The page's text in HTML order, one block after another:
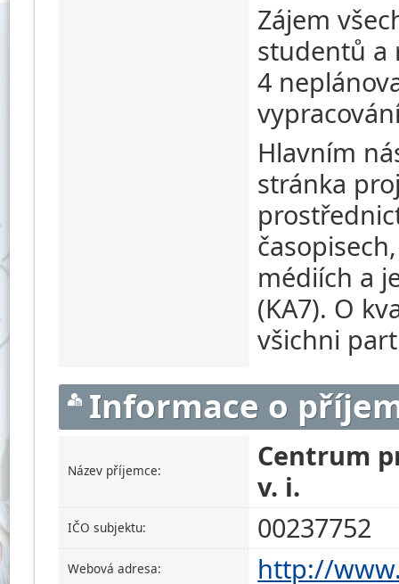
Zájem
studentů a
4
Hlavním
stránka
médiích a
(KA7). O
všichni
Informace o
Název příjemce:
Centrum
v. i.
IČO subjektu: 00237752
Webová adresa: http://